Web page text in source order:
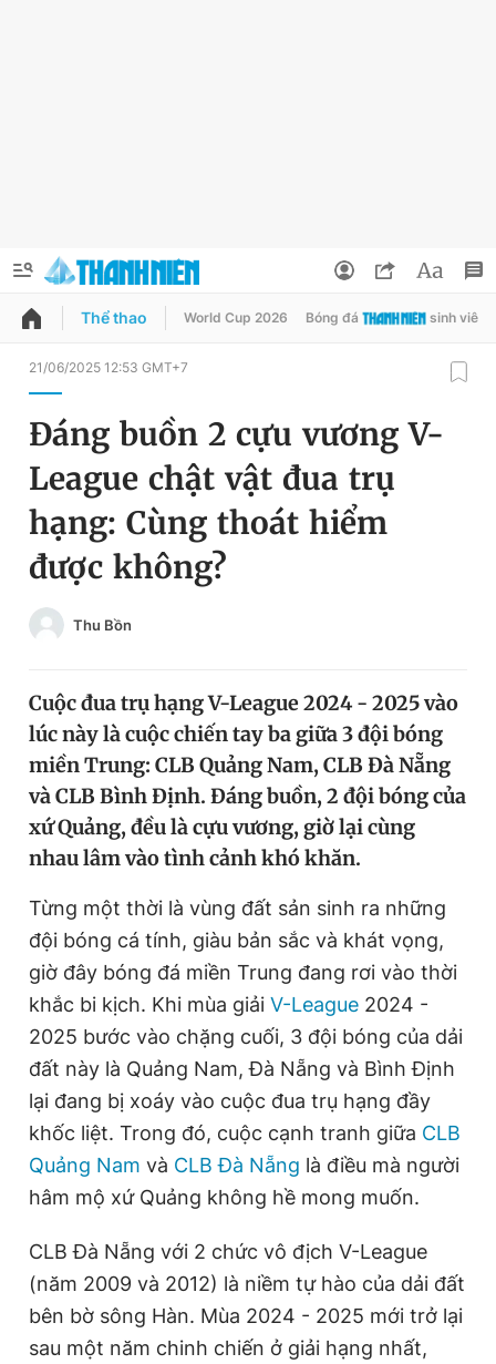
QUẢNG CÁO ĐẶT BÁO
Chuyên mục
Chuyên mục khác
Chào ngày mới
Tin thị trường
Video Magazine
Sản phẩm khác
Tiện ích Bạn cần biết
Thông tin tòa soạn Liên hệ quảng cáo
Đọc Thanh Niên trên điện thoại
Theo dõi báo trên
0906 645 777
Liên hệ quảng cáo
0908 780 404
Đặt báo Quảng cáo RSS Tòa soạn Chính sách bảo
Đổi mật khẩu
Tin đã lưu
Tin đã xem
Thể thao World Cup 2026 Bóng đá sinh viên
21/06/2025 12:53 GMT+7
Đáng buồn 2 cựu vương V-
League chật vật đua trụ
hạng: Cùng thoát hiểm
được không?
Thu Bồn
Cuộc đua trụ hạng V-League 2024 - 2025 vào
lúc này là cuộc chiến tay ba giữa 3 đội bóng
miền Trung: CLB Quảng Nam, CLB Đà Nẵng
và CLB Bình Định. Đáng buồn, 2 đội bóng của
xứ Quảng, đều là cựu vương, giờ lại cùng
nhau lâm vào tình cảnh khó khăn.
Từng một thời là vùng đất sản sinh ra những
đội bóng cá tính, giàu bản sắc và khát vọng,
giờ đây bóng đá miền Trung đang rơi vào thời
khắc bi kịch. Khi mùa giải V-League 2024 -
2025 bước vào chặng cuối, 3 đội bóng của dải
đất này là Quảng Nam, Đà Nẵng và Bình Định
lại đang bị xoáy vào cuộc đua trụ hạng đầy
khốc liệt. Trong đó, cuộc cạnh tranh giữa CLB
Quảng Nam và CLB Đà Nẵng là điều mà người
hâm mộ xứ Quảng không hề mong muốn.
CLB Đà Nẵng với 2 chức vô địch V-League
(năm 2009 và 2012) là niềm tự hào của dải đất
bên bờ sông Hàn. Mùa 2024 - 2025 mới trở lại
sau một năm chinh chiến ở giải hạng nhất,